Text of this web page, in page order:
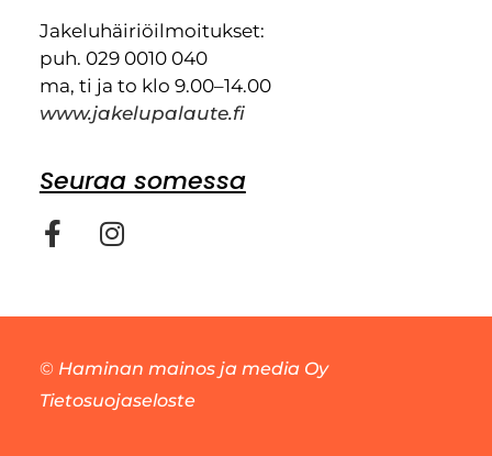
Jakeluhäiriöilmoitukset:
puh. 029 0010 040
ma, ti ja to klo 9.00–14.00
www.jakelupalaute.fi
Seuraa somessa
© Haminan mainos ja media Oy
Tietosuojaseloste